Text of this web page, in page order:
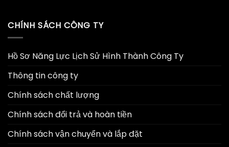
CHÍNH SÁCH CÔNG TY
Hồ Sơ Năng Lực Lịch Sử Hình Thành Công Ty
Thông tin công ty
Chính sách chất lượng
Chính sách đổi trả và hoàn tiền
Chính sách vận chuyển và lắp đặt